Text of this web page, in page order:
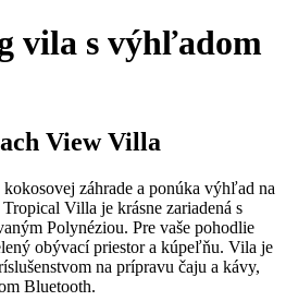
vila s výhľadom
View Villa
záhrade a ponúka výhľad na
Villa je krásne zariadená s
Polynéziou. Pre vaše pohodlie
obývací priestor a kúpeľňu. Vila je
na prípravu čaju a kávy,
Bluetooth.